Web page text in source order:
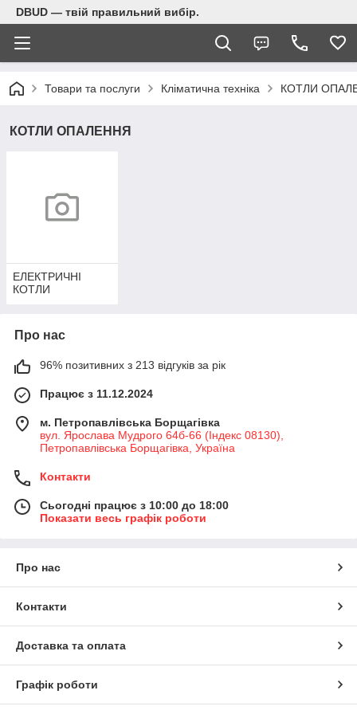
DBUD — твій правильний вибір.
Товари та послуги Кліматична техніка КОТЛИ
КОТЛИ ОПАЛЕННЯ
ЕЛЕКТРИЧНІ
КОТЛИ
Про нас
96% позитивних з 213 відгуків за рік
Працює з 11.12.2024
м. Петропавлівська Борщагівка
вул. Ярослава Мудрого 64б-66 (Індекс 08130),
Петропавлівська Борщагівка, Україна
Контакти
Сьогодні працює з 10:00 до 18:00
Показати весь графік роботи
Про нас
Контакти
Доставка та оплата
Графік роботи